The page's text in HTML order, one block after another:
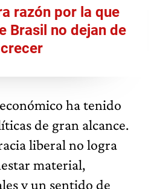
razón por la que
Brasil no dejan de
crecer
ha tenido
de gran alcance.
liberal no logra
material,
y un sentido de